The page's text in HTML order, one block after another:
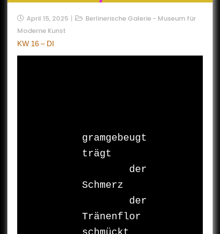
April 15, 2025
Berlinerische Galerie - Museum für
Moderne Kunst
KW 16 – DI
gramgebeugt
trägt
Schmerz
Tränenflor